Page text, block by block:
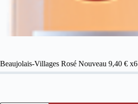
Beaujolais-Villages Rosé Nouveau 9,40 € x6